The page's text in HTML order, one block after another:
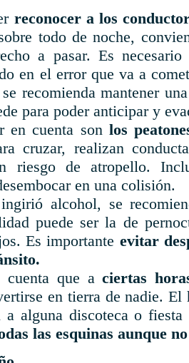
reconocer a los
todo de noche,
a pasar. Es
en el error que va a
recomienda mantener
para poder anticipar y
en cuenta son los
cruzar, realizan
riesgo de atropello.
en una colisión.
alcohol, se
puede ser la de
Es importante evitar
cuenta que aciertas
en tierra de nadie.
a alguna discoteca o
las esquinas aunque